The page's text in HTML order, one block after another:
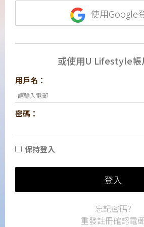
使用Google
或使用U Lifestyle帳
用戶名：
密碼：
保持登入
登入
忘記密碼?
重發註冊確認電